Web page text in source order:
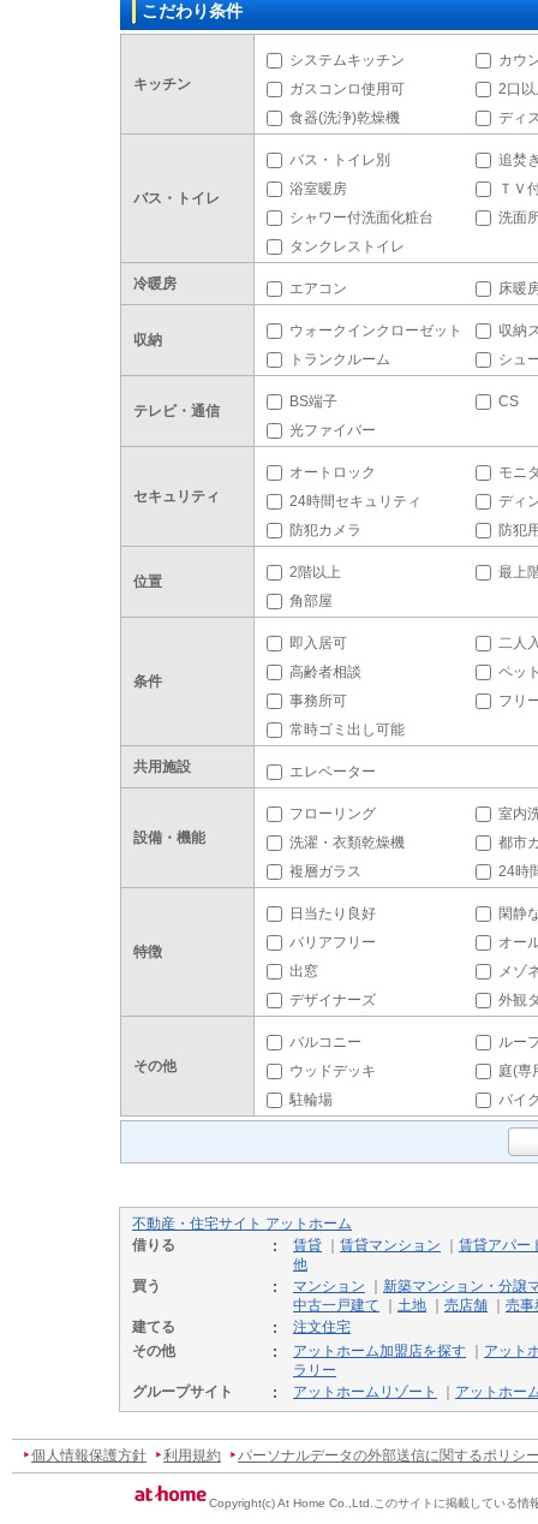
こだわり条件
キッチン
システムキッチン
カウ
ガスコンロ使用可
2口
食器(洗浄)乾燥機
ディ
バス・トイレ
バス・トイレ別
追焚
浴室暖房
ＴＶ
シャワー付洗面化粧台
洗面
タンクレストイレ
冷暖房 エアコン 床暖
収納
ウォークインクローゼット
収納
トランクルーム
シュ
テレビ・通信
BS端子
CS
光ファイバー
セキュリティ
オートロック
モニ
24時間セキュリティ
ディ
防犯カメラ
防犯
位置
2階以上
最上
角部屋
条件
即入居可
二人
高齢者相談
ペッ
事務所可
フリ
常時ゴミ出し可能
共用施設 エレベーター
設備・機能
フローリング
室内
洗濯・衣類乾燥機
都市
複層ガラス
24時
特徴
日当たり良好
閑静
バリアフリー
オー
出窓
メゾ
デザイナーズ
外観
その他
バルコニー
ルー
ウッドデッキ
庭(専
駐輪場
バイ
不動産・住宅サイト アットホーム
借りる
賃貸 賃貸マンション
賃貸アパー
他
買う
マンション
新築マンション・分譲
中古一戸建て
土地 売店舗
売事
建てる
注文住宅
その他
アットホーム加盟店を探す
アット
ラリー
グループサイト
アットホームリゾート アットホー
個人情報保護方針 利用規約 パーソナルデータの外部送信に関するポリシ
Copyright(c) At Home Co.,Ltd. このサイトに掲載している情